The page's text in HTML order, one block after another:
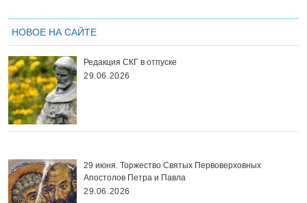
НОВОЕ НА САЙТЕ
Редакция СКГ в отпуске
29.06.2026
29 июня. Торжество Святых Первоверховных
Апостолов Петра и Павла
29.06.2026